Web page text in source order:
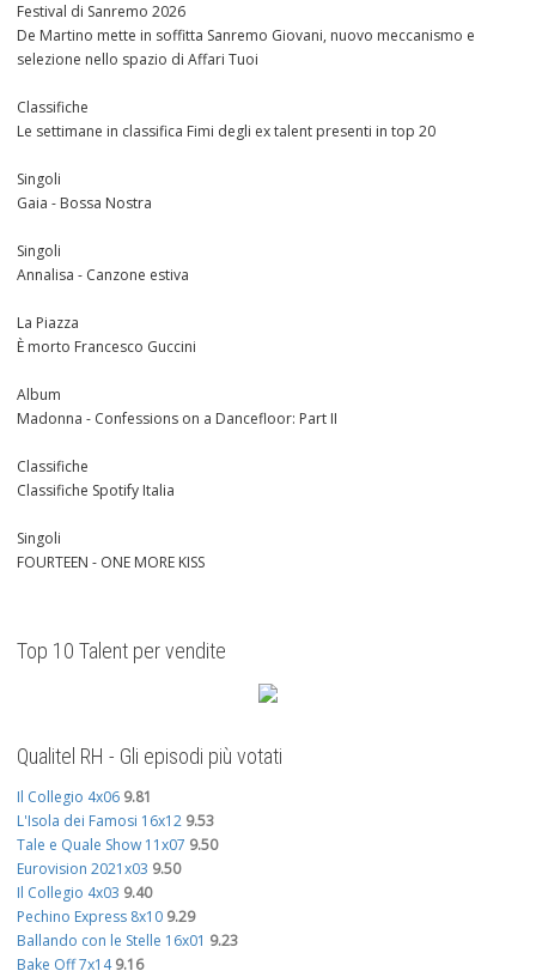
Festival di Sanremo 2026
De Martino mette in soffitta Sanremo Giovani, nuovo meccanismo e
selezione nello spazio di Affari Tuoi
Classifiche
Le settimane in classifica Fimi degli ex talent presenti in top 20
Singoli
Gaia - Bossa Nostra
Singoli
Annalisa - Canzone estiva
La Piazza
È morto Francesco Guccini
Album
Madonna - Confessions on a Dancefloor: Part II
Classifiche
Classifiche Spotify Italia
Singoli
FOURTEEN - ONE MORE KISS
Top 10 Talent per vendite
Qualitel RH - Gli episodi più votati
Il Collegio 4x06 9.81
L'Isola dei Famosi 16x12 9.53
Tale e Quale Show 11x07 9.50
Eurovision 2021x03 9.50
Il Collegio 4x03 9.40
Pechino Express 8x10 9.29
Ballando con le Stelle 16x01 9.23
Bake Off 7x14 9.16